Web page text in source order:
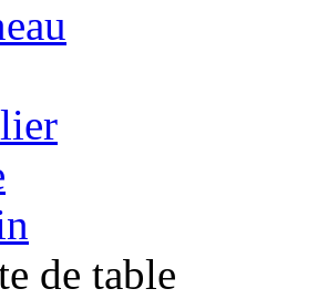
de table